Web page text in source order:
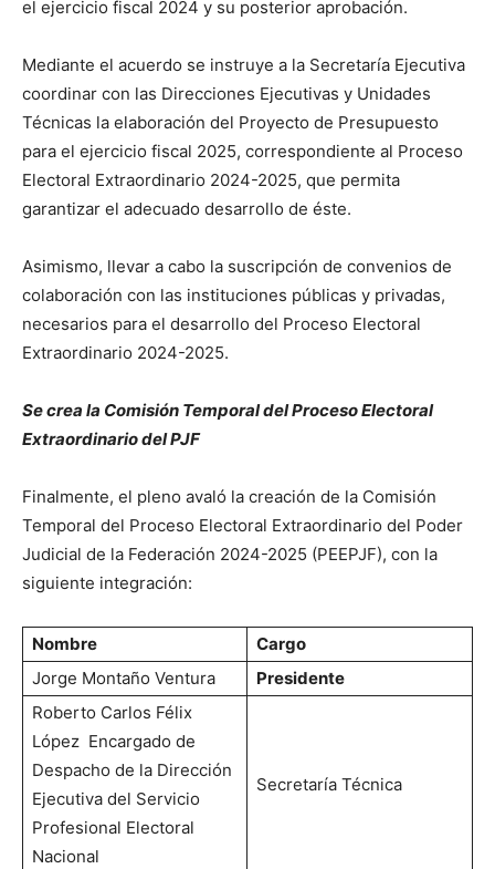
el ejercicio fiscal 2024 y su posterior aprobación.
Mediante el acuerdo se instruye a la Secretaría Ejecutiva
coordinar con las Direcciones Ejecutivas y Unidades
Técnicas la elaboración del Proyecto de Presupuesto
para el ejercicio fiscal 2025, correspondiente al Proceso
Electoral Extraordinario 2024-2025, que permita
garantizar el adecuado desarrollo de éste.
Asimismo, llevar a cabo la suscripción de convenios de
colaboración con las instituciones públicas y privadas,
necesarios para el desarrollo del Proceso Electoral
Extraordinario 2024-2025.
Se crea la Comisión Temporal del Proceso Electoral
Extraordinario del PJF
Finalmente, el pleno avaló la creación de la Comisión
Temporal del Proceso Electoral Extraordinario del Poder
Judicial de la Federación 2024-2025 (PEEPJF), con la
siguiente integración:
Nombre
Cargo
Jorge Montaño Ventura
Presidente
Roberto Carlos Félix
López Encargado de
Despacho de la Dirección
Ejecutiva del Servicio
Profesional Electoral
Nacional
Secretaría Técnica